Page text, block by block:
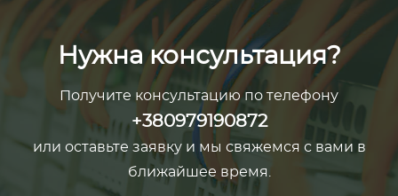
Нужна консультация?
Получите консультацию по телефону
+380979190872
или оставьте заявку и мы свяжемся с вами в
ближайшее время.